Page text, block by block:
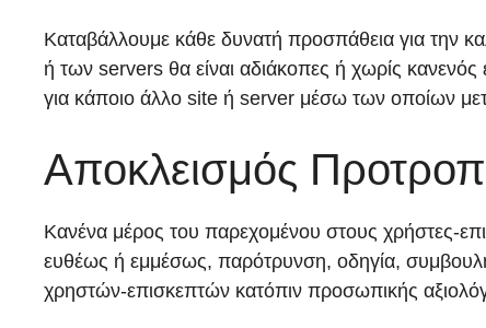
Καταβάλλουμε κάθε δυνατή προσπάθεια για την
ή των servers θα είναι αδιάκοπες ή χωρίς κανενός
για κάποιο άλλο site ή server μέσω των οποίων
Αποκλεισμός
Κανένα μέρος του παρεχομένου στους χρήστες-
ευθέως ή εμμέσως, παρότρυνση, οδηγία, συμβουλή
χρηστών-επισκεπτών κατόπιν προσωπικής